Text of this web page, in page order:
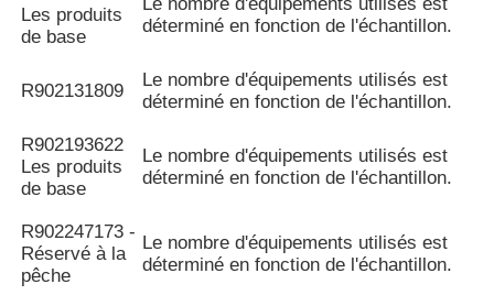
Les produits
de base
déterminé en fonction de l'échantillon.
R902131809
Le nombre d'équipements utilisés est
déterminé en fonction de l'échantillon.
R902193622
Les produits
de base
Le nombre d'équipements utilisés est
déterminé en fonction de l'échantillon.
R902247173 -
Réservé à la
pêche
Le nombre d'équipements utilisés est
déterminé en fonction de l'échantillon.